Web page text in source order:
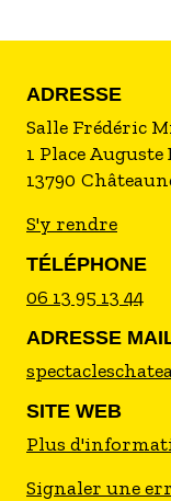
ADRESSE
Salle Frédéric
1 Place Auguste
13790
S'y rendre
TÉLÉPHONE
06 13 95 13 44
ADRESSE
SITE WEB
Plus
Signaler une